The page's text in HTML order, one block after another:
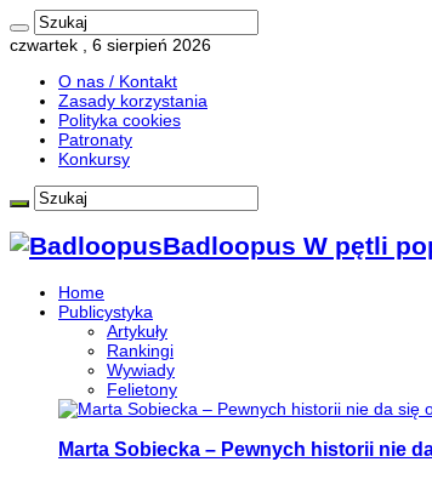
czwartek , 6 sierpień 2026
O nas / Kontakt
Zasady korzystania
Polityka cookies
Patronaty
Konkursy
Badloopus W pętli
Home
Publicystyka
Artykuły
Rankingi
Wywiady
Felietony
Marta Sobiecka – Pewnych historii nie